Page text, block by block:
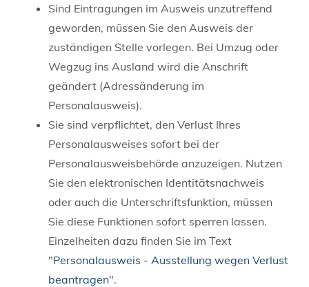
Sind Eintragungen im Ausweis unzutreffend
geworden, müssen Sie den Ausweis der
zuständigen Stelle vorlegen. Bei Umzug oder
Wegzug ins Ausland wird die Anschrift
geändert (Adressänderung im
Personalausweis).
Sie sind verpflichtet, den Verlust Ihres
Personalausweises sofort bei der
Personalausweisbehörde anzuzeigen. Nutzen
Sie den elektronischen Identitätsnachweis
oder auch die Unterschriftsfunktion, müssen
Sie diese Funktionen sofort sperren lassen.
Einzelheiten dazu finden Sie im Text
"Personalausweis - Ausstellung wegen Verlust
beantragen".